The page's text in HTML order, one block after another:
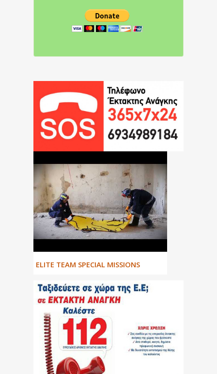
ΕLITE TEAM SPECIAL MISSIONS